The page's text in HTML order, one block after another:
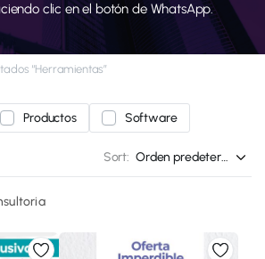
clic en el botón de WhatsApp.
“Herramientas”
Productos Software
Sort: